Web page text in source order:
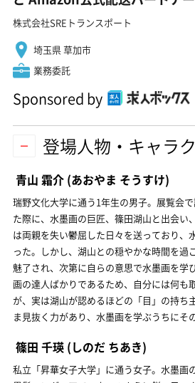
株式会社SREトランスポート
埼玉県 草加市
業務委託
Sponsored by
登場人物・キャラ
青山 霜介 (あおやま そうすけ)
瑞野文化大学に通う1年生の男子。展覧会
た際に、水墨画の巨匠、篠田湖山と出会い
は両親を失い鬱屈した日々を送っており、
った。しかし、湖山との穏やかな時間を過
魅了され、次第に自らの意思で水墨画を学
画の達人ばかりであるため、自分には何も
が、実は湖山が認めるほどの「目」の持ち
ま見抜く力があり、水墨画を学ぶうちにそ
篠田 千瑛 (しのだ ちあき)
私立「昇華女子大学」に通う女子。水墨画